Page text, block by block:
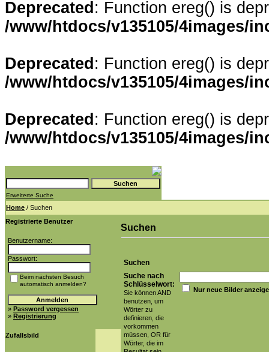
Deprecated : Function ereg() is
/www/htdocs/v135105/4images/
Deprecated : Function ereg() is
/www/htdocs/v135105/4images/
Deprecated : Function ereg() is
/www/htdocs/v135105/4images/
Erweiterte Suche
Home / Suchen
Registrierte Benutzer
Benutzername:
Passwort:
Beim nächsten Besuch
automatisch anmelden?
» Password vergessen
» Registrierung
Zufallsbild
Suchen
Suchen
Suche nach
Schlüsselwort:
Sie können AND
benutzen, um
Wörter zu
definieren, die
vorkommen
müssen, OR für
Wörter, die im
Nur neue Bilder